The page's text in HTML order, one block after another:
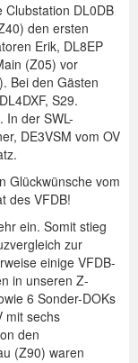
Clubstation DL0DB
den ersten
Erik, DL8EP
(Z05) vor
Bei den Gästen
S29.
In der SWL-
DE3VSM vom OV
Glückwünsche vom
des VFDB!
ein. Somit stieg
zur
einige VFDB-
in unseren Z-
6 Sonder-DOKs
mit sechs
den
(Z90) waren